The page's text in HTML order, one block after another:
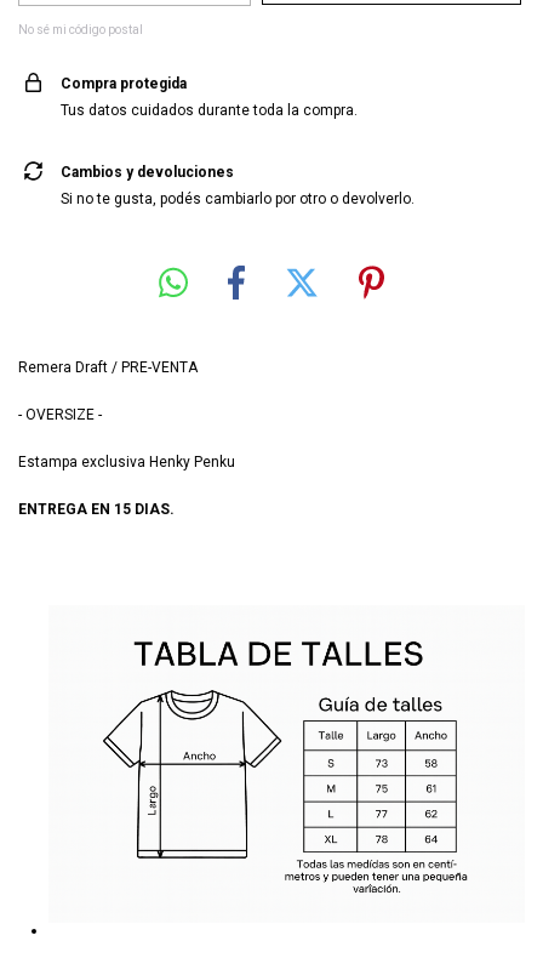
No sé mi código postal
Compra protegida
Tus datos cuidados durante toda la compra.
Cambios y devoluciones
Si no te gusta, podés cambiarlo por otro o devolverlo.
Remera Draft / PRE-VENTA
- OVERSIZE -
Estampa exclusiva Henky Penku
ENTREGA EN 15 DIAS.